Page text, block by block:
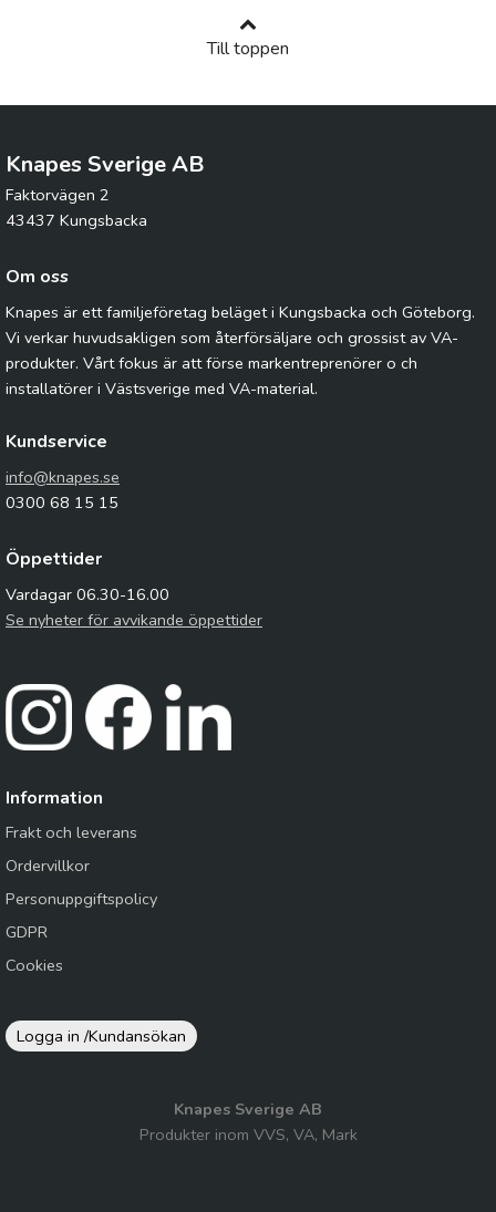
Till toppen
Knapes Sverige AB
Faktorvägen 2
43437 Kungsbacka
Om oss
Knapes är ett familjeföretag beläget i Kungsbacka och Göteborg.
Vi verkar huvudsakligen som återförsäljare och grossist av VA-
produkter. Vårt fokus är att förse markentreprenörer o ch
installatörer i Västsverige med VA-material.
Kundservice
info@knapes.se
0300 68 15 15
Öppettider
Vardagar 06.30-16.00
Se nyheter för avvikande öppettider
Information
Frakt och leverans
Ordervillkor
Personuppgiftspolicy
GDPR
Cookies
Logga in /Kundansökan
Knapes Sverige AB
Produkter inom VVS, VA, Mark